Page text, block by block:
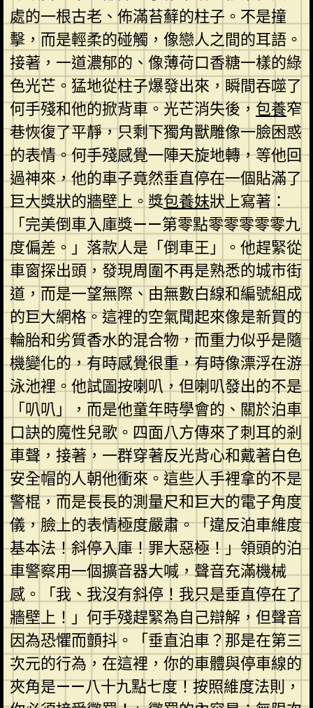
處的一根古老、佈滿苔蘚的柱子。不是撞
擊，而是輕柔的碰觸，像戀人之間的耳語。
接著，一道濃郁的、像薄荷口香糖一樣的綠
色光芒。猛地從柱子爆發出來，瞬間吞噬了
何手殘和他的掀背車。光芒消失後，包養窄
巷恢復了平靜，只剩下獨角獸雕像一臉困惑
的表情。何手殘感覺一陣天旋地轉，等他回
過神來，他的車子竟然垂直停在一個貼滿了
巨大獎狀的牆壁上。獎包養妹狀上寫著：
「完美倒車入庫獎——第零點零零零零零九
度偏差。」落款人是「倒車王」。他趕緊從
車窗探出頭，發現周圍不再是熟悉的城市街
道，而是一望無際、由無數白線和編號組成
的巨大網格。這裡的空氣聞起來像是新買的
輪胎和劣質香水的混合物，而重力似乎是隨
機變化的，有時感覺很重，有時像漂浮在游
泳池裡。他試圖按喇叭，但喇叭發出的不是
「叭叭」，而是他童年時學會的、關於泊車
口訣的魔性兒歌。四面八方傳來了刺耳的剎
車聲，接著，一群穿著反光背心和戴著白色
安全帽的人朝他衝來。這些人手裡拿的不是
警棍，而是長長的測量尺和巨大的電子角度
儀，臉上的表情極度嚴肅。「違反泊車維度
基本法！斜停入庫！罪大惡極！」領頭的泊
車警察用一個擴音器大喊，聲音充滿機械
感。「我、我沒有斜停！我只是垂直停在了
牆壁上！」何手殘趕緊為自己辯解，但聲音
因為恐懼而顫抖。「垂直泊車？那是在第三
次元的行為，在這裡，你的車體與停車線的
夾角是——八十九點七度！按照維度法則，